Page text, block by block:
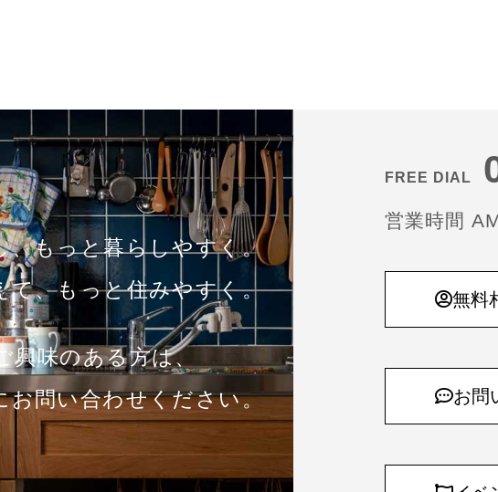
、もっと暮らしやすく。
て、もっと住みやすく。
ご興味のある方は、
お問い合わせください。
FREE DIAL
営業時間
無料
お問